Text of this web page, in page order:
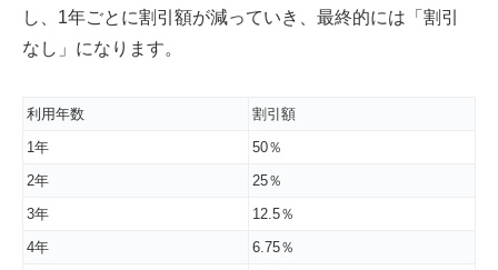
し、1年ごとに割引額が減っていき、最終的には「割引
なし」になります。
利用年数
割引額
1年
50％
2年
25％
3年
12.5％
4年
6.75％